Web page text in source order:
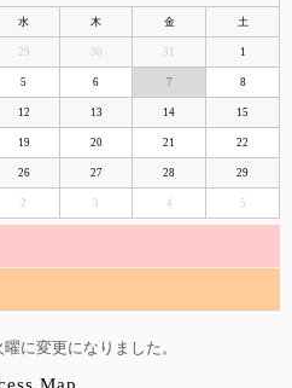
水 木 金 土
29 30 31 1
5 6 7 8
12 13 14 15
19 20 21 22
26 27 28 29
2 3 4 5
に変更になりました。
Map